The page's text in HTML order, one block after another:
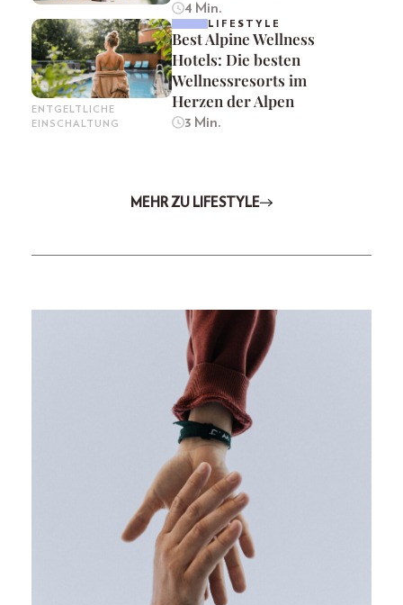
4 Min.
ENTGELTLICHE
EINSCHALTUNG
LIFESTYLE
Best Alpine Wellness
Hotels: Die besten
Wellnessresorts im
Herzen der Alpen
3 Min.
MEHR ZU LIFESTYLE